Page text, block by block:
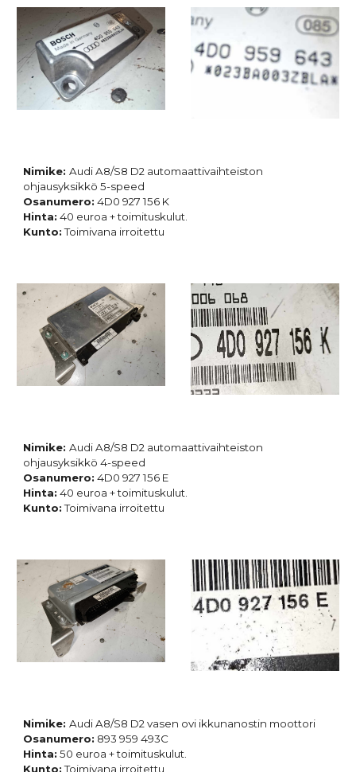
Nimike:Audi A8/S8 D2 automaattivaihteiston
ohjausyksikkö 5-speed
Osanumero: 4D0 927 156 K
Hinta: 40 euroa + toimituskulut.
Kunto:Toimivana irroitettu
Nimike:Audi A8/S8 D2 automaattivaihteiston
ohjausyksikkö 4-speed
Osanumero: 4D0 927 156 E
Hinta: 40 euroa + toimituskulut.
Kunto:Toimivana irroitettu
Nimike:Audi A8/S8 D2 vasen ovi ikkunanostin moottori
Osanumero: 893 959 493C
Hinta: 50 euroa + toimituskulut.
Kunto:Toimivana irroitettu